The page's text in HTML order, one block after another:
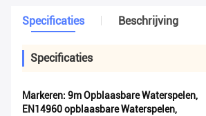
Specificaties Beschrijving
Specificaties
Markeren: 9m Opblaasbare Waterspelen,
EN14960 opblaasbare Waterspelen,